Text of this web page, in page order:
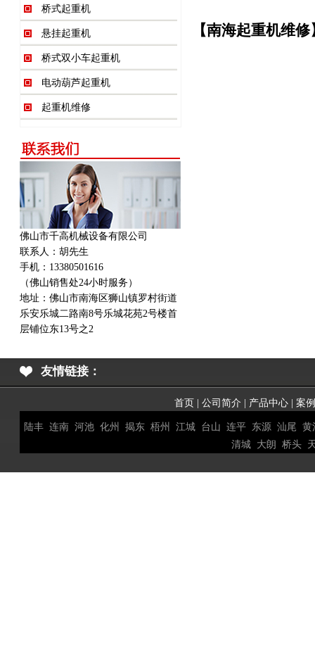
桥式起重机
悬挂起重机
桥式双小车起重机
电动葫芦起重机
起重机维修
佛山市千高机械设备有限公司
联系人：胡先生
手机：13380501616
（佛山销售处24小时服务）
地址： 佛山市南海区狮山镇罗村街道
乐安乐城二路南8号乐城花苑2号楼首
层铺位东13号之2
【南海起重机维
友情链接：
首页| 公司简介 | 产品中心| 案
陆丰 连南 河池 化州 揭东 梧州 江城 台山 连平 东源 汕尾 黄
清城
大朗 桥头